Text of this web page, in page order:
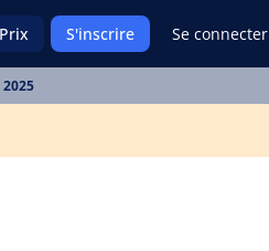
Prix S'inscrire Se connecter
2025